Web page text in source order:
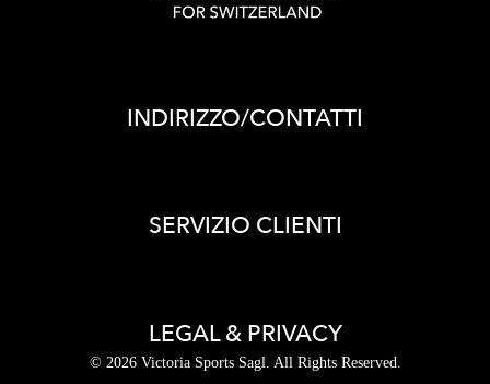
INDIRIZZO/CONTATTI
SERVIZIO CLIENTI
LEGAL & PRIVACY
© 2026 Victoria Sports Sagl. All Rights Reserved.